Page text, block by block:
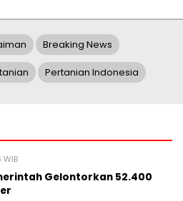
Breaking News
Pertanian Indonesia
Gelontorkan 52.400